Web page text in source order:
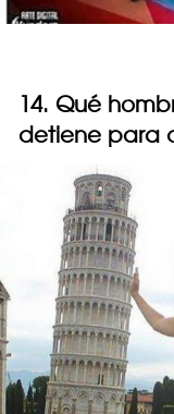
14. Qué
detiene para